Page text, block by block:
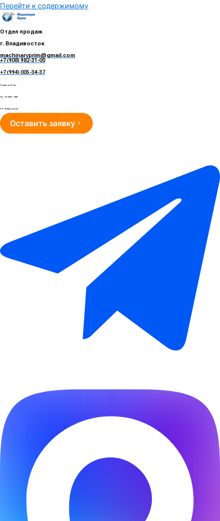
Перейти к содержимому
Отдел продаж
г. Владивосток
machinaryprim@gmail.com
+7 (908) 982-31-00
+7 (994) 005-34-37
Режим работы
Пн - Пт 10:00 - 19:00
Сб - Вс Выходные
Оставить заявку